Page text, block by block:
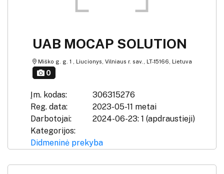
UAB MOCAP SOLUTION
Miško g. g. 1 , Liucionys, Vilniaus r. sav., LT-15166, Lietuva
0
Įm. kodas:
306315276
Reg. data:
2023-05-11 metai
Darbotojai:
2024-06-23: 1 (apdraustieji)
Kategorijos:
Didmeninė prekyba